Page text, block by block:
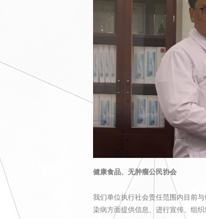
健康食品、无肿瘤公民协会
我们单位执行社会责任范围内目前
染病方面提供信息、进行宣传、组